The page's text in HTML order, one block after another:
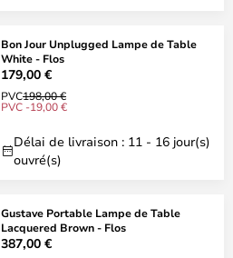
Bon Jour Unplugged Lampe de Table
White - Flos
179,00 €
PVC198,00 €
PVC -19,00 €
Délai de livraison : 11 - 16 jour(s)
ouvré(s)
Gustave Portable Lampe de Table
Lacquered Brown - Flos
387,00 €